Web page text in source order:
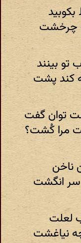
چرخشت
بینند
کند پشت
توان گفت
مرا کُشت؟
ناخن
سر انگشت
لعلت
نیاغشت